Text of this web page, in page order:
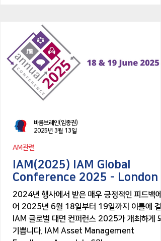
IAM(2025) IAM Global
Conference 2025 - London
2024년 행사에서 받은 매우 긍정적인 피드백에
어 2025년 6월 18일부터 19일까지 이틀에 걸
IAM 글로벌 대면 컨퍼런스 2025가 개최하게
기쁩니다. IAM Asset Management
AM관련
바름브레인(임종권)
2025년 3월 13일